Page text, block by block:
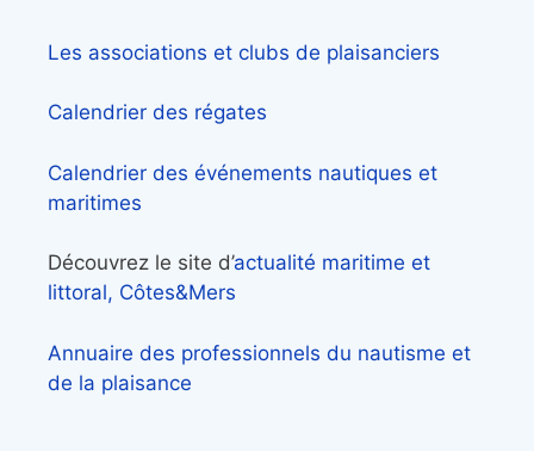
Les associations et clubs de plaisanciers
Calendrier des régates
Calendrier des événements nautiques et
maritimes
Découvrez le site d’actualité maritime et
littoral, Côtes&Mers
Annuaire des professionnels du nautisme et
de la plaisance